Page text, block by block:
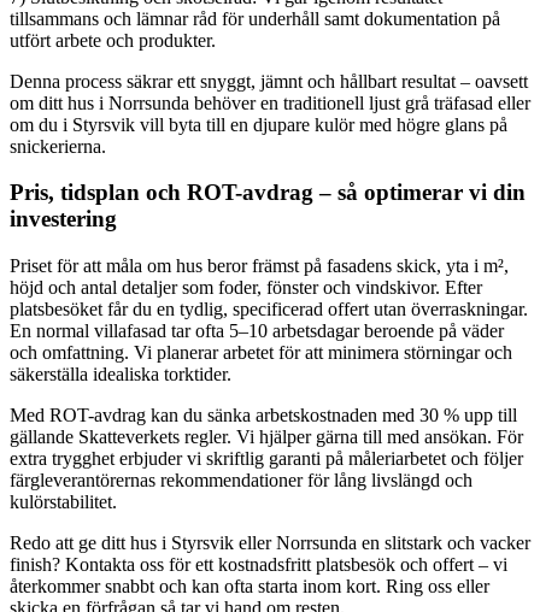
tillsammans och lämnar råd för underhåll samt dokumentation på
utfört arbete och produkter.
Denna process säkrar ett snyggt, jämnt och hållbart resultat – oavsett
om ditt hus i Norrsunda behöver en traditionell ljust grå träfasad eller
om du i Styrsvik vill byta till en djupare kulör med högre glans på
snickerierna.
Pris, tidsplan och ROT-avdrag – så optimerar vi din
investering
Priset för att måla om hus beror främst på fasadens skick, yta i m²,
höjd och antal detaljer som foder, fönster och vindskivor. Efter
platsbesöket får du en tydlig, specificerad offert utan överraskningar.
En normal villafasad tar ofta 5–10 arbetsdagar beroende på väder
och omfattning. Vi planerar arbetet för att minimera störningar och
säkerställa idealiska torktider.
Med ROT-avdrag kan du sänka arbetskostnaden med 30 % upp till
gällande Skatteverkets regler. Vi hjälper gärna till med ansökan. För
extra trygghet erbjuder vi skriftlig garanti på måleriarbetet och följer
färgleverantörernas rekommendationer för lång livslängd och
kulörstabilitet.
Redo att ge ditt hus i Styrsvik eller Norrsunda en slitstark och vacker
finish? Kontakta oss för ett kostnadsfritt platsbesök och offert – vi
återkommer snabbt och kan ofta starta inom kort. Ring oss eller